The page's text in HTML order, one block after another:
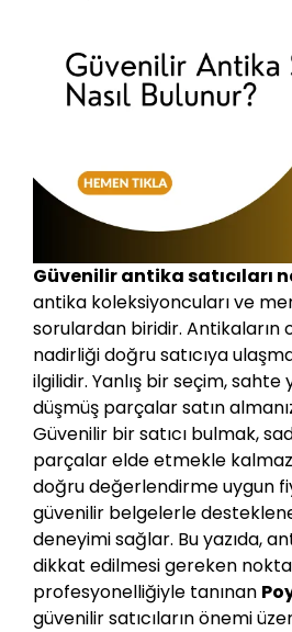
Güvenilir antika satıcıları
antika koleksiyoncuları ve
sorulardan biridir. Antikaların
nadirliği doğru satıcıya
ilgilidir. Yanlış bir seçim,
düşmüş parçalar satın
Güvenilir bir satıcı bulmak,
parçalar elde etmekle
doğru değerlendirme uygun
güvenilir belgelerle
deneyimi sağlar. Bu yazıda,
dikkat edilmesi gereken
profesyonelliğiyle tanınan
güvenilir satıcıların önemi